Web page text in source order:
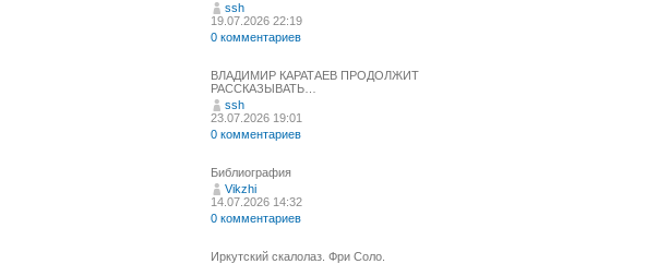
ssh
19.07.2026 22:19
0 комментариев
ВЛАДИМИР КАРАТАЕВ ПРОДОЛЖИТ
РАССКАЗЫВАТЬ…
ssh
23.07.2026 19:01
0 комментариев
Библиография
Vikzhi
14.07.2026 14:32
0 комментариев
Иркутский скалолаз. Фри Соло.